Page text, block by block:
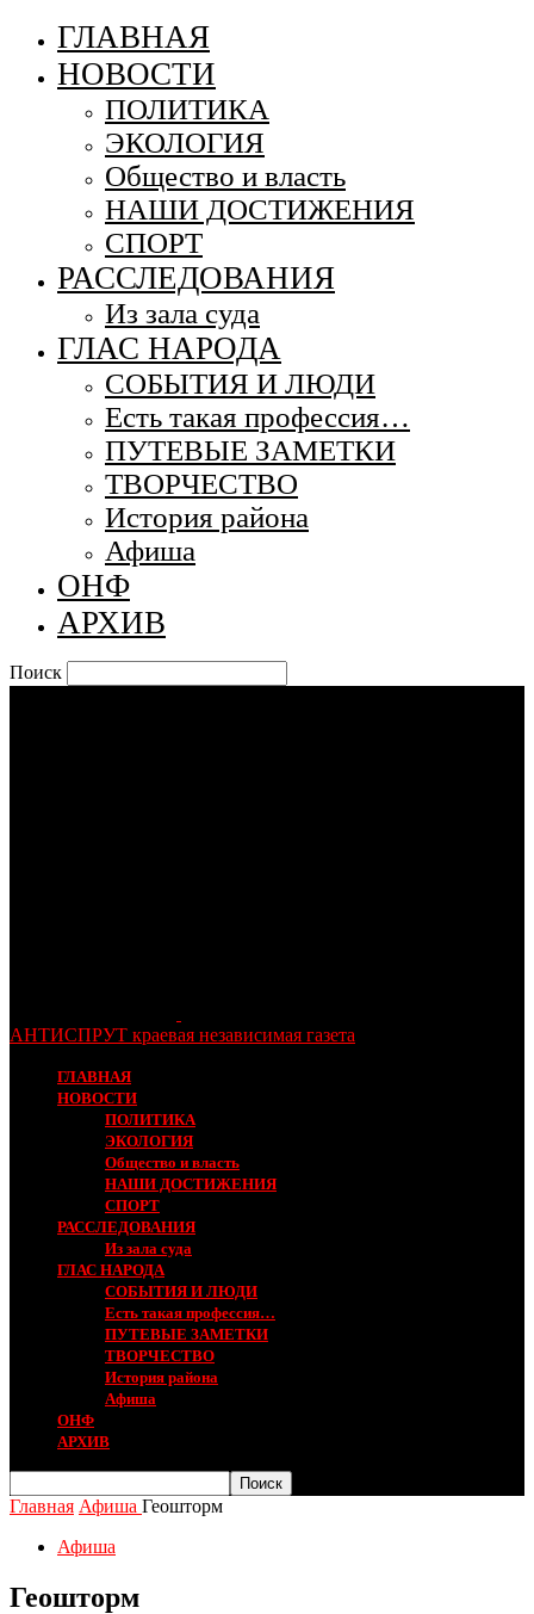
ГЛАВНАЯ
НОВОСТИ
ПОЛИТИКА
ЭКОЛОГИЯ
Общество и власть
НАШИ ДОСТИЖЕНИЯ
СПОРТ
РАССЛЕДОВАНИЯ
Из зала суда
ГЛАС НАРОДА
СОБЫТИЯ И ЛЮДИ
Есть такая профессия…
ПУТЕВЫЕ ЗАМЕТКИ
ТВОРЧЕСТВО
История района
Афиша
ОНФ
АРХИВ
Поиск
АНТИСПРУТ краевая независимая газета
ГЛАВНАЯ
НОВОСТИ
ПОЛИТИКА
ЭКОЛОГИЯ
Общество и власть
НАШИ ДОСТИЖЕНИЯ
СПОРТ
РАССЛЕДОВАНИЯ
Из зала суда
ГЛАС НАРОДА
СОБЫТИЯ И ЛЮДИ
Есть такая профессия…
ПУТЕВЫЕ ЗАМЕТКИ
ТВОРЧЕСТВО
История района
Афиша
ОНФ
АРХИВ
Главная Афиша Геошторм
Афиша
Геошторм